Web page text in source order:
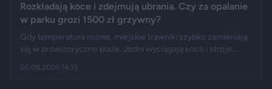
Rozkładają koce i zdejmują ubrania. Czy za opalanie
w parku grozi 1500 zł grzywny?
Gdy temperatura rośnie, miejskie trawniki szybko zamieniają
się w prowizoryczne plaże. Jedni wyciągają koce i stroje
legalne. Jak opisują Gazeta.pl i „Rzeczpospolita”, samo
06.08.2026 14:19